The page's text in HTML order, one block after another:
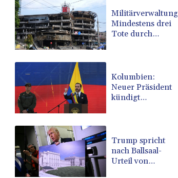
Militärverwaltung:
Mindestens drei
Tote durch
Kolumbien:
Neuer Präsident
kündigt
Trump spricht
nach Ballsaal-
Urteil von